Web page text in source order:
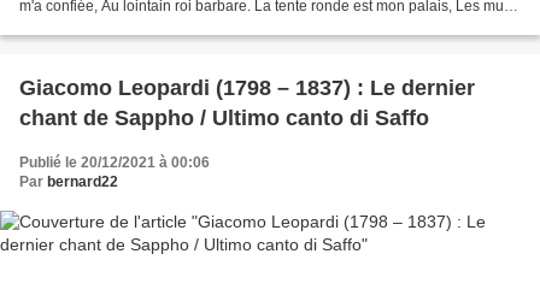
m'a confiée, Au lointain roi barbare. La tente ronde est mon palais, Les murs
Giacomo Leopardi (1798 – 1837) : Le dernier
chant de Sappho / Ultimo canto di Saffo
Publié le 20/12/2021 à 00:06
Par bernard22